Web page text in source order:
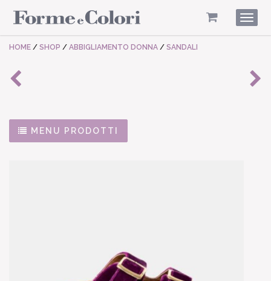
HOME / SHOP / ABBIGLIAMENTO DONNA / SANDALI
MENU PRODOTTI